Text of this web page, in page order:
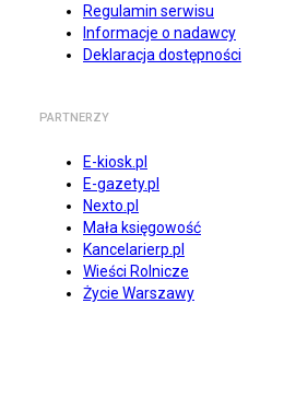
Regulamin serwisu
Informacje o nadawcy
Deklaracja dostępności
PARTNERZY
E-kiosk.pl
E-gazety.pl
Nexto.pl
Mała księgowość
Kancelarierp.pl
Wieści Rolnicze
Życie Warszawy